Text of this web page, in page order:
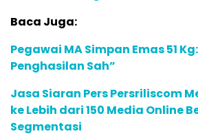
Baca Juga:
Pegawai MA Simpan Emas 51
Penghasilan Sah”
Jasa Siaran Pers Persriliscom
ke Lebih dari 150 Media Online
Segmentasi